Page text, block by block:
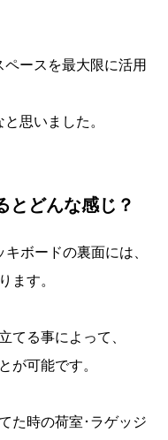
ースを最大限に活用
思いました。
とどんな感じ？
ボードの裏面には、
ます。
てる事によって、
が可能です。
た時の荷室･ラゲッジ